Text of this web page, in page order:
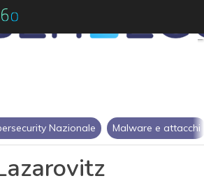
Nazionale Malware e attacchi